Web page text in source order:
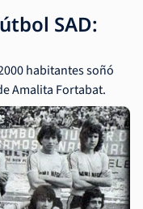
SAD:
habitantes soñó
Amalita Fortabat.